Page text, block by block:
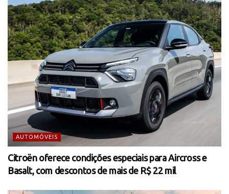
AUTOMÓVEIS
Citroën oferece condições especiais para Aircross e
Basalt, com descontos de mais de R$ 22 mil